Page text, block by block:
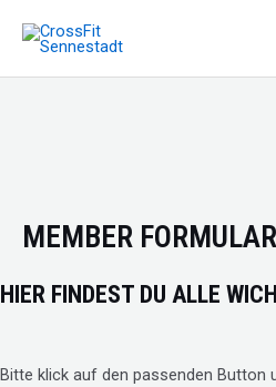
Inhalt
springen
MEMBER
HIER FINDEST DU ALLE
Bitte klick auf den passenden Button